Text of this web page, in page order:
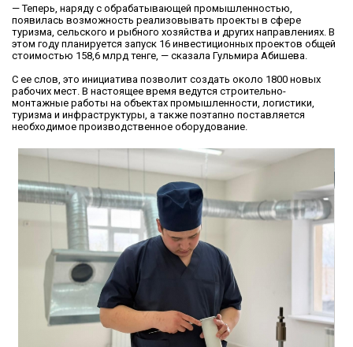
— Теперь, наряду с обрабатывающей промышленностью,
появилась возможность реализовывать проекты в сфере
туризма, сельского и рыбного хозяйства и других направлениях. В
этом году планируется запуск 16 инвестиционных проектов общей
стоимостью 158,6 млрд тенге, — сказала Гульмира Абишева.
С ее слов, это инициатива позволит создать около 1800 новых
рабочих мест. В настоящее время ведутся строительно-
монтажные работы на объектах промышленности, логистики,
туризма и инфраструктуры, а также поэтапно поставляется
необходимое производственное оборудование.